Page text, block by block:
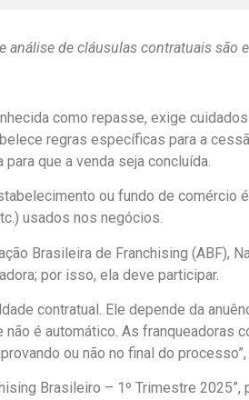
análise de cláusulas contratuais
como repasse, exige
regras específicas para a
que a venda seja concluída.
ou fundo de
usados nos negócios.
Brasileira de Franchising (ABF),
por isso, ela deve participar.
contratual. Ele depende da
é automático. As
ou não no final do
Brasileiro – 1º Trimestre